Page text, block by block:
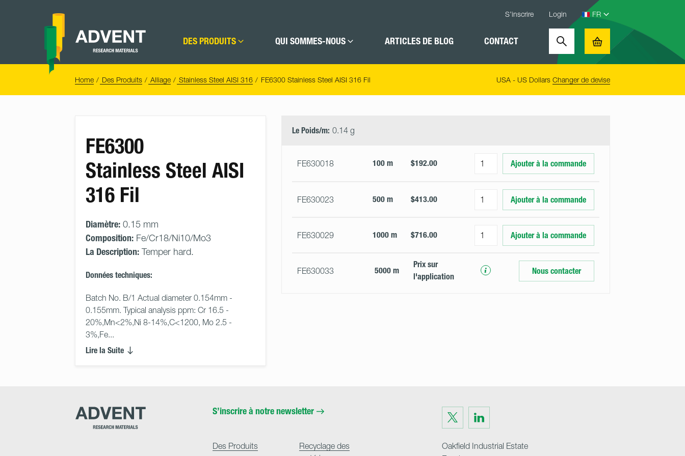
S’inscrire Login
DES PRODUITS QUI SOMMES-NOUS ARTICLES DE BLOG CONTACT Search Basket
Home Des Produits Alliage Stainless Steel AISI 316 FE6300 Stainless Steel AISI 316 Fil USA - US Dollars Changer de devise
FE6300
Stainless Steel AISI
316 Fil
Diamètre: 0.15 mm
Composition: Fe/Cr18/Ni10/Mo3
La Description: Temper hard.
Données techniques:
Batch No. B/1 Actual diameter 0.154mm -
0.155mm. Typical analysis ppm: Cr 16.5 -
20%,Mn<2%,Ni 8-14%,C<1200, Mo 2.5 -
3%,Fe...
Lire la Suite
QuantityLe Poids/m: 0.14 g
FE630018 100 m $192.00 Ajouter à la commande
FE630023 500 m $413.00 Ajouter à la commande
FE630029 1000 m $716.00 Ajouter à la commande
FE630033 5000 m
Prix ​​sur
l'application
Nous contacter
S’inscrire à notre newsletter
Visit
us
on
Twitter
Visit
on
LinkedIn
Des Produits
Recyclage des
Oakfield Industrial Estate